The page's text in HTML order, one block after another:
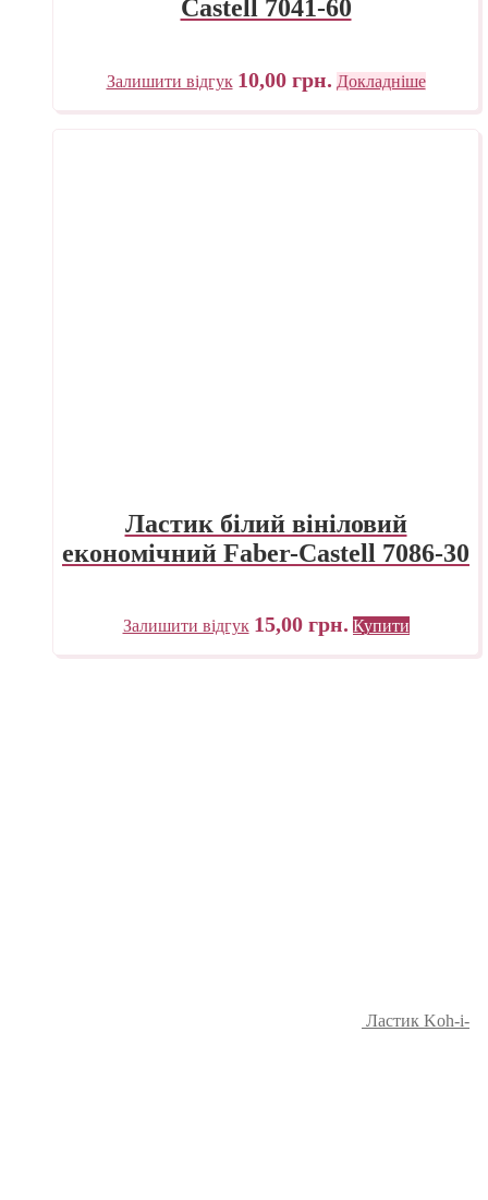
Castell 7041-60
Залишити відгук 10,00 грн. Докладніше
Ластик білий вініловий
економічний Faber-Castell 7086-30
Залишити відгук 15,00 грн. Купити
Ластик Koh-i-